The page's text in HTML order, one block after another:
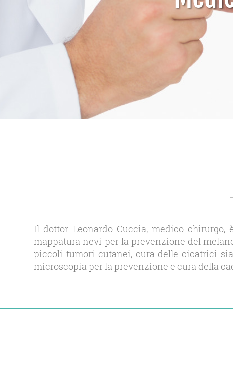
Il dottor Leonardo Cuccia, medico
mappatura nevi per la prevenzione del
piccoli tumori cutanei, cura delle cicatrici
microscopia per la prevenzione e cura della